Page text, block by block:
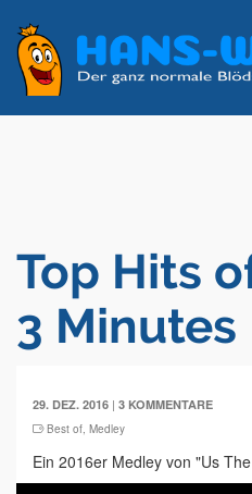
Top Hits
3 Minutes
29. DEZ. 2016 | 3 KOMMENTARE
Best of, Medley
Ein 2016er Medley von "Us